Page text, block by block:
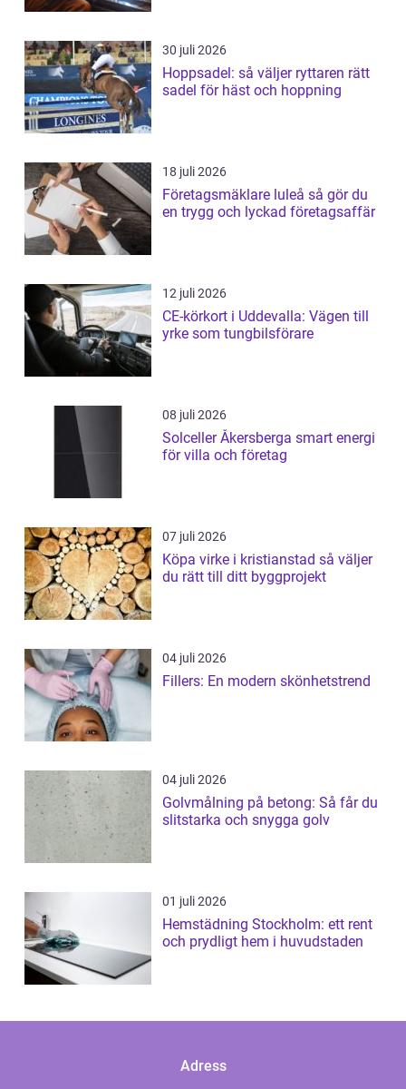
30 juli 2026
Hoppsadel: så väljer ryttaren rätt
sadel för häst och hoppning
18 juli 2026
Företagsmäklare luleå så gör du
en trygg och lyckad företagsaffär
12 juli 2026
CE-körkort i Uddevalla: Vägen till
yrke som tungbilsförare
08 juli 2026
Solceller Åkersberga smart energi
för villa och företag
07 juli 2026
Köpa virke i kristianstad så väljer
du rätt till ditt byggprojekt
04 juli 2026
Fillers: En modern skönhetstrend
04 juli 2026
Golvmålning på betong: Så får du
slitstarka och snygga golv
01 juli 2026
Hemstädning Stockholm: ett rent
och prydligt hem i huvudstaden
Adress